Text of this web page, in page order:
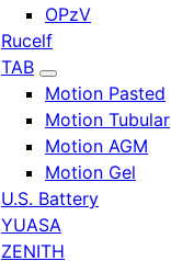
OPzV
Rucelf
TAB
Motion Pasted
Motion Tubular
Motion AGM
Motion Gel
U.S. Battery
YUASA
ZENITH